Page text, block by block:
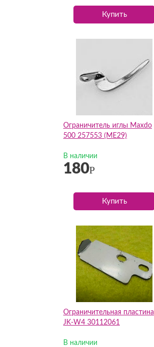
Купить
Ограничитель иглы Maxdo
500 257553 (ME29)
В наличии
180Р
Купить
Ограничительная пластина
JK-W4 30112061
В наличии